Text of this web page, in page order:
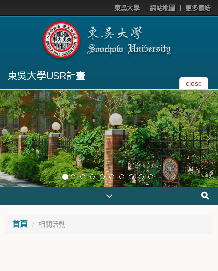
東吳大學 網站地圖 更多連結
東吳大學USR計畫
close
首頁 相關活動